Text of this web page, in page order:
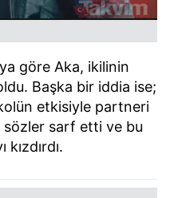
göre Aka, ikilinin
Başka bir iddia ise;
etkisiyle partneri
sarf etti ve bu
kızdırdı.